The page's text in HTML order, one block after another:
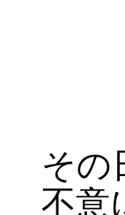
その
不意